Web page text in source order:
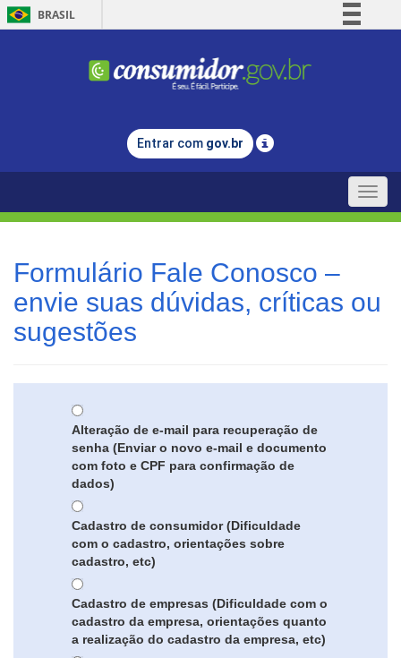
BRASIL
Comunica BR
Legislação
Entrar com gov.br
Toggle
Formulário Fale Conosco –
envie suas dúvidas, críticas ou
sugestões
Alteração de e-mail para recuperação de
senha (Enviar o novo e-mail e documento
com foto e CPF para confirmação de
dados)
Cadastro de consumidor (Dificuldade
com o cadastro, orientações sobre
cadastro, etc)
Cadastro de empresas (Dificuldade com o
cadastro da empresa, orientações quanto
a realização do cadastro da empresa, etc)